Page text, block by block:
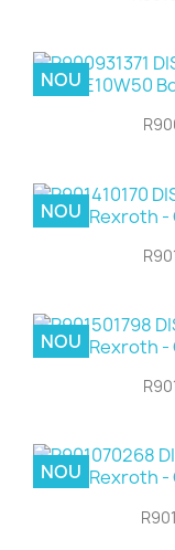
NOU
NOU
NOU
NOU